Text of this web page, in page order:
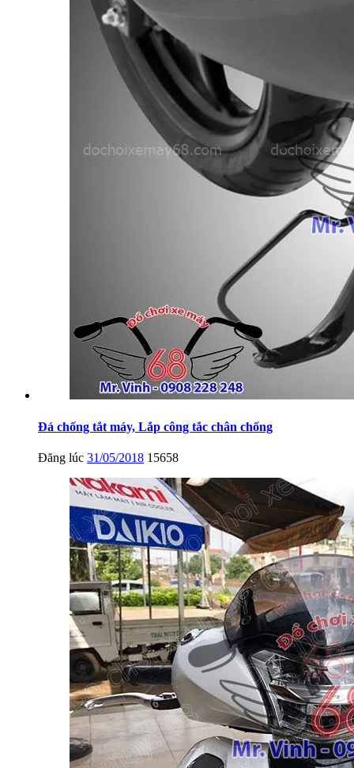
Đá chống tắt máy, Lắp công tắc chân chống
Đăng lúc 31/05/2018 15658